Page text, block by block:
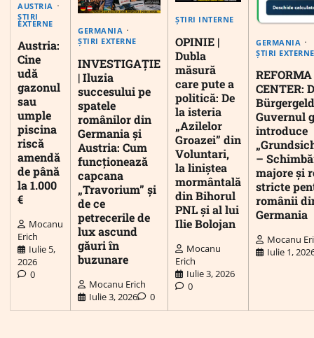
AUSTRIA
ȘTIRI
EXTERNE
Austria:
Cine
udă
gazonul
sau
umple
piscina
riscă
amendă
de până
la 1.000
€
Mocanu
Erich
Iulie 5,
2026
0
GERMANIA
ȘTIRI EXTERNE
INVESTIGAȚIE
| Iluzia
succesului pe
spatele
românilor din
Germania și
Austria: Cum
funcționează
capcana
„Travorium” și
de ce
petrecerile de
lux ascund
găuri în
buzunare
Mocanu Erich
Iulie 3, 2026
0
ȘTIRI INTERNE
OPINIE |
Dubla
măsură
care pute a
politică: De
la isteria
„Azilelor
Groazei” din
Voluntari,
la liniștea
mormântală
din Bihorul
PNL și al lui
Ilie Bolojan
Mocanu
Erich
Iulie 3, 2026
0
GERMANIA
ȘTIRI EXTERNE
CENTER:
Guvernul
introduce
–
majore și
stricte
românii
Germania
Mocanu
Iulie 1,